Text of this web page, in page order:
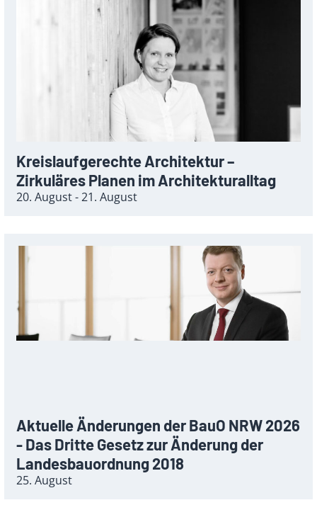
Kreislaufgerechte Architektur –
Zirkuläres Planen im Architekturalltag
20. August - 21. August
Aktuelle Änderungen der BauO NRW 2026
- Das Dritte Gesetz zur Änderung der
Landesbauordnung 2018
25. August